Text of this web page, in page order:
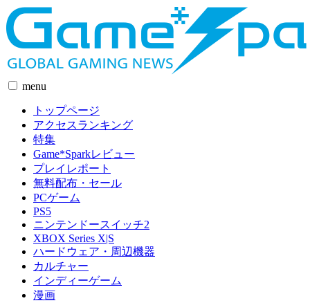
menu
トップページ
アクセスランキング
特集
Game*Sparkレビュー
プレイレポート
無料配布・セール
PCゲーム
PS5
ニンテンドースイッチ2
XBOX Series X|S
ハードウェア・周辺機器
カルチャー
インディーゲーム
漫画